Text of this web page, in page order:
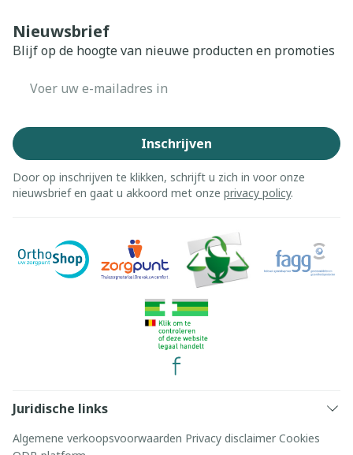
Nieuwsbrief
Blijf op de hoogte van nieuwe producten en promoties
Inschrijven
Door op inschrijven te klikken, schrijft u zich in voor onze
nieuwsbrief en gaat u akkoord met onze privacy policy.
Juridische links
Algemene verkoopsvoorwaarden Privacy disclaimer Cookies